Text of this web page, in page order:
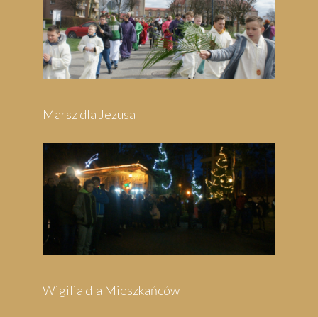
Marsz dla Jezusa
Wigilia dla Mieszkańców